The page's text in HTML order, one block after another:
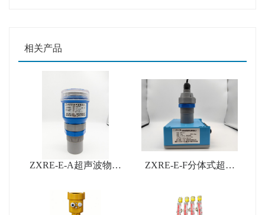
相关产品
ZXRE-E-A超声波物位
ZXRE-E-F分体式超声